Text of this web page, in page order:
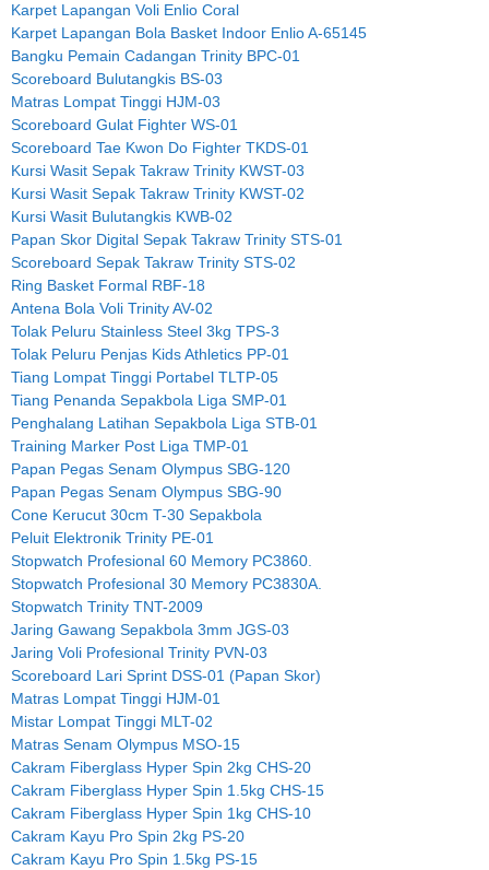
Karpet Lapangan Voli Enlio Coral
Karpet Lapangan Bola Basket Indoor Enlio A-65145
Bangku Pemain Cadangan Trinity BPC-01
Scoreboard Bulutangkis BS-03
Matras Lompat Tinggi HJM-03
Scoreboard Gulat Fighter WS-01
Scoreboard Tae Kwon Do Fighter TKDS-01
Kursi Wasit Sepak Takraw Trinity KWST-03
Kursi Wasit Sepak Takraw Trinity KWST-02
Kursi Wasit Bulutangkis KWB-02
Papan Skor Digital Sepak Takraw Trinity STS-01
Scoreboard Sepak Takraw Trinity STS-02
Ring Basket Formal RBF-18
Antena Bola Voli Trinity AV-02
Tolak Peluru Stainless Steel 3kg TPS-3
Tolak Peluru Penjas Kids Athletics PP-01
Tiang Lompat Tinggi Portabel TLTP-05
Tiang Penanda Sepakbola Liga SMP-01
Penghalang Latihan Sepakbola Liga STB-01
Training Marker Post Liga TMP-01
Papan Pegas Senam Olympus SBG-120
Papan Pegas Senam Olympus SBG-90
Cone Kerucut 30cm T-30 Sepakbola
Peluit Elektronik Trinity PE-01
Stopwatch Profesional 60 Memory PC3860.
Stopwatch Profesional 30 Memory PC3830A.
Stopwatch Trinity TNT-2009
Jaring Gawang Sepakbola 3mm JGS-03
Jaring Voli Profesional Trinity PVN-03
Scoreboard Lari Sprint DSS-01 (Papan Skor)
Matras Lompat Tinggi HJM-01
Mistar Lompat Tinggi MLT-02
Matras Senam Olympus MSO-15
Cakram Fiberglass Hyper Spin 2kg CHS-20
Cakram Fiberglass Hyper Spin 1.5kg CHS-15
Cakram Fiberglass Hyper Spin 1kg CHS-10
Cakram Kayu Pro Spin 2kg PS-20
Cakram Kayu Pro Spin 1.5kg PS-15